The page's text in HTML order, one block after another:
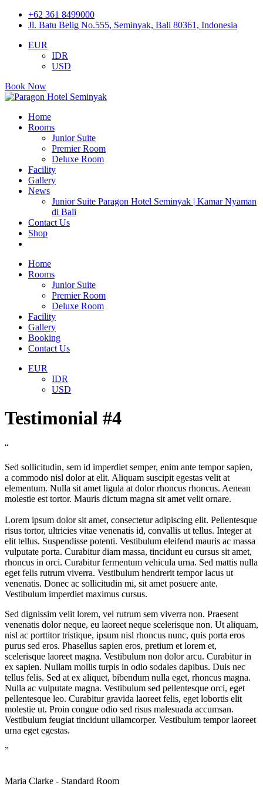
+62 361 8499000
Jl. Batu Belig No.555, Seminyak, Bali 80361, Indonesia
EUR
IDR
USD
Book Now
Home
Rooms
Junior Suite
Premier Room
Deluxe Room
Facility
Gallery
News
Junior Suite Paragon Hotel Seminyak | Kamar Nyaman
di Bali
Contact Us
Shop
Home
Rooms
Junior Suite
Premier Room
Deluxe Room
Facility
Gallery
Booking
Contact Us
EUR
IDR
USD
Testimonial #4
“
Sed sollicitudin, sem id imperdiet semper, enim ante tempor sapien,
a commodo nisl dolor at elit. Aliquam suscipit egestas velit at
elementum. Nulla sit amet ligula at dolor rhoncus rhoncus. Aenean
molestie est tortor. Mauris dictum magna sit amet velit ornare.
Lorem ipsum dolor sit amet, consectetur adipiscing elit. Pellentesque
risus tortor, ultricies vitae venenatis id, convallis ut tellus. Integer at
elit tellus. Suspendisse potenti. Vestibulum eleifend mauris ac massa
vulputate porta. Curabitur diam massa, tincidunt eu cursus sit amet,
rhoncus in orci. Curabitur fermentum vehicula urna. Sed mattis nulla
eget felis rutrum viverra. Vestibulum hendrerit tempor lacus ut
venenatis. Donec ac sollicitudin mi, sit amet posuere ante.
Vestibulum imperdiet maximus cursus.
Sed dignissim velit lorem, vel rutrum sem viverra non. Praesent
venenatis dolor neque, eu laoreet neque scelerisque non. Ut aliquam,
nisl ac porttitor tristique, ipsum nisl rhoncus nunc, quis porta eros
purus sed eros. Phasellus sapien eros, pretium et lorem et,
scelerisque laoreet magna. Vestibulum non dolor arcu. Curabitur in
ex sapien. Nullam mollis turpis in odio sodales dapibus. Duis nec
tellus felis. Sed at ex aliquet, bibendum nulla eget, rhoncus magna.
Nulla ac vulputate magna. Vestibulum sed pellentesque orci, eget
pellentesque leo. Curabitur gravida laoreet felis, eget lobortis elit
molestie ut. Proin congue odio sed risus malesuada accumsan.
Vestibulum feugiat tincidunt ullamcorper. Vestibulum tempor laoreet
urna eget egestas.
”
Maria Clarke - Standard Room